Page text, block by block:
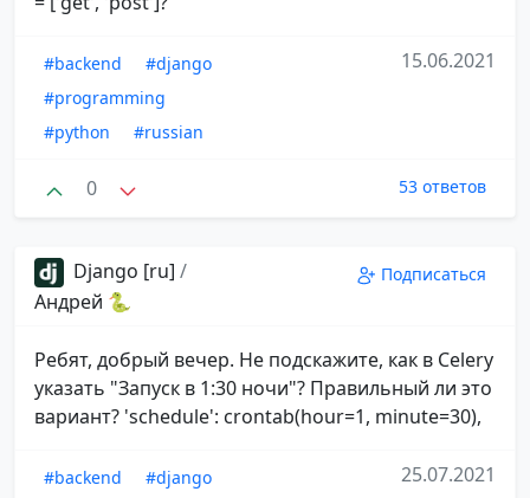
#backend
#django
#programming
#python
#russian
15.06.2021
0 53 ответов
Django [ru] /
Андрей 🐍
Подписаться
Ребят, добрый вечер. Не подскажите, как в Celery
указать "Запуск в 1:30 ночи"? Правильный ли это
вариант? 'schedule': crontab(hour=1, minute=30),
#backend
#django
25.07.2021